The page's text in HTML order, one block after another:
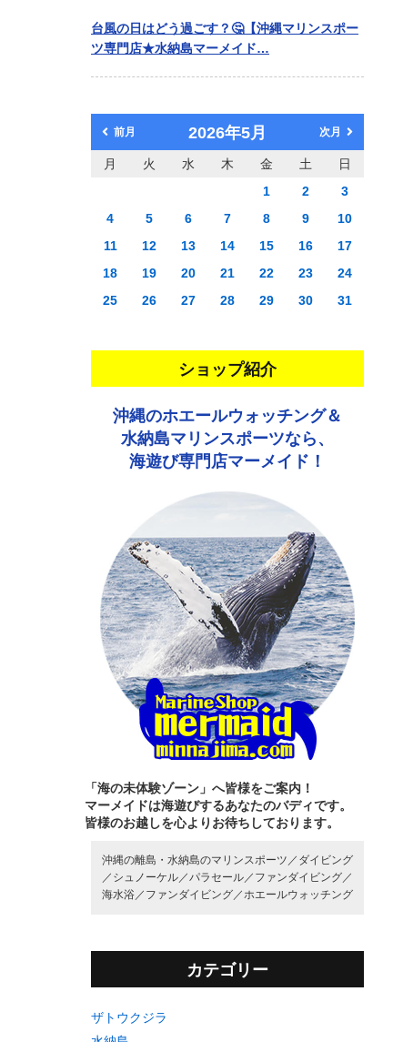
台風の日はどう過ごす？🤔【沖縄マリンスポー
ツ専門店★水納島マーメイド…
前月 2026年5月 次月
月 火 水 木 金 土
日
1
2
3
4
5 6 7 8 9
10
11
12 13 14 15 16
17
18
19 20 21 22 23
24
25
26 27 28 29 30 31
ショップ紹介
沖縄のホエールウォッチング＆
水納島マリンスポーツなら、
海遊び専門店マーメイド！
「海の未体験ゾーン」へ皆様をご案内！
マーメイドは海遊びするあなたのバディです。
皆様のお越しを心よりお待ちしております。
沖縄の離島・水納島のマリンスポーツ／ ダイビング
／ シュノーケル／ パラセール／ ファンダイビング／
海水浴／ ファンダイビング／ ホエールウォッチング
カテゴリー
ザトウクジラ